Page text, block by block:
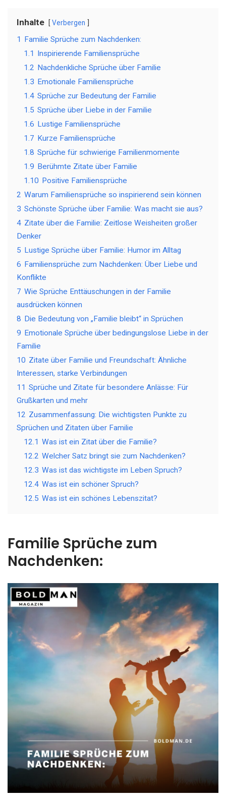
Inhalte Verbergen
1 Familie Sprüche zum Nachdenken:
1.1 Inspirierende Familiensprüche
1.2 Nachdenkliche Sprüche über Familie
1.3 Emotionale Familiensprüche
1.4 Sprüche zur Bedeutung der Familie
1.5 Sprüche über Liebe in der Familie
1.6 Lustige Familiensprüche
1.7 Kurze Familiensprüche
1.8 Sprüche für schwierige Familienmomente
1.9 Berühmte Zitate über Familie
1.10 Positive Familiensprüche
2 Warum Familiensprüche so inspirierend sein können
3 Schönste Sprüche über Familie: Was macht sie aus?
4 Zitate über die Familie: Zeitlose Weisheiten großer
Denker
5 Lustige Sprüche über Familie: Humor im Alltag
6 Familiensprüche zum Nachdenken: Über Liebe und
Konflikte
7 Wie Sprüche Enttäuschungen in der Familie
ausdrücken können
8 Die Bedeutung von „Familie bleibt“ in Sprüchen
9 Emotionale Sprüche über bedingungslose Liebe in der
Familie
10 Zitate über Familie und Freundschaft: Ähnliche
Interessen, starke Verbindungen
11 Sprüche und Zitate für besondere Anlässe: Für
Grußkarten und mehr
12 Zusammenfassung: Die wichtigsten Punkte zu
Sprüchen und Zitaten über Familie
12.1 Was ist ein Zitat über die Familie?
12.2 Welcher Satz bringt sie zum Nachdenken?
12.3 Was ist das wichtigste im Leben Spruch?
12.4 Was ist ein schöner Spruch?
12.5 Was ist ein schönes Lebenszitat?
Familie Sprüche zum
Nachdenken: